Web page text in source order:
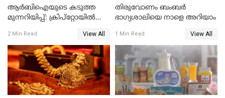
ആർബിഐയുടെ കടുത്ത
മുന്നറിയിപ്പ്: ക്രിപ്റ്റോയിൽ
സുരക്ഷയില്ല!
2 Min Read View All
തിരുവോണം ബംബര്‍
ഭാഗ്യശാലിയെ നാളെ അറിയാം
1 Min Read View All